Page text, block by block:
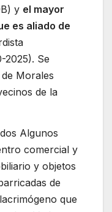
y el mayor
es aliado de
2025). Se
Morales
de la
Algunos
comercial y
y objetos
de
que